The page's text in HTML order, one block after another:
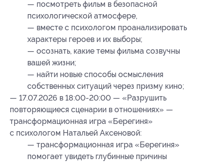
— посмотреть фильм в безопасной
психологической атмосфере,
— вместе с психологом проанализировать
характеры героев и их выборы;
— осознать, какие темы фильма созвучны
вашей жизни;
— найти новые способы осмысления
собственных ситуаций через призму кино;
— 17.07.2026 в 18:00-20:00 — «Разрушить
повторяющиеся сценарии в отношениях» —
трансформационная игра «Берегиня»
с психологом Натальей Аксеновой:
— трансформационная игра «Берегиня»
помогает увидеть глубинные причины